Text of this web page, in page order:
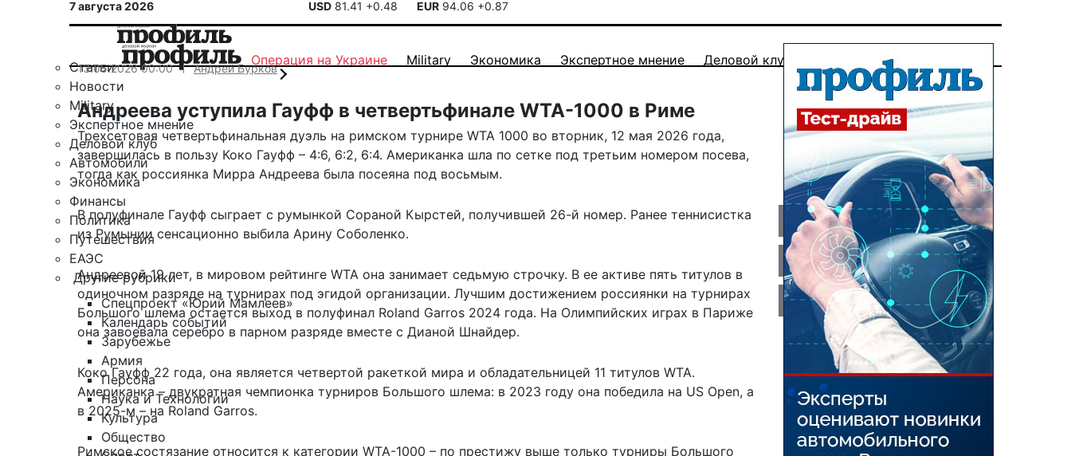
7 августа 2026 USD 81.41 +0.48 EUR 94.06 +0.87
Статьи
Новости
Military
Экспертное мнение
Деловой клуб
Автомобили
Экономика
Финансы
Политика
Путешествия
ЕАЭС
Другие рубрики
Спецпроект «Юрий Мамлеев»
Календарь событий
Зарубежье
Армия
Персона
Наука и Технологии
Культура
Общество
Операция на Украине Military Экономика Экспертное мнение Деловой клуб
13.05.2026 00:00 Андрей Бурков
Андреева уступила Гауфф в четвертьфинале WTA-1000 в Риме
Трехсетовая четвертьфинальная дуэль на римском турнире WTA 1000 во вторник, 12 мая 2026 года,
завершилась в пользу Коко Гауфф – 4:6, 6:2, 6:4. Американка шла по сетке под третьим номером посева,
тогда как россиянка Мирра Андреева была посеяна под восьмым.
В полуфинале Гауфф сыграет с румынкой Сораной Кырстей, получившей 26-й номер. Ранее теннисистка
из Румынии сенсационно выбила Арину Соболенко.
Андреевой 19 лет, в мировом рейтинге WTA она занимает седьмую строчку. В ее активе пять титулов в
одиночном разряде на турнирах под эгидой организации. Лучшим достижением россиянки на турнирах
Большого шлема остается выход в полуфинал Roland Garros 2024 года. На Олимпийских играх в Париже
она завоевала серебро в парном разряде вместе с Дианой Шнайдер.
Коко Гауфф 22 года, она является четвертой ракеткой мира и обладательницей 11 титулов WTA.
Американка – двукратная чемпионка турниров Большого шлема: в 2023 году она победила на US Open, а
в 2025-м – на Roland Garros.
Римское состязание относится к категории WTA-1000 – по престижу выше только турниры Большого